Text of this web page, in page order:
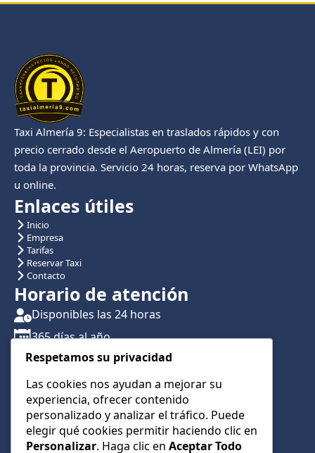
Taxi Almería 9: Especialistas en traslados rápidos y con
precio cerrado desde el Aeropuerto de Almería (LEI) por
toda la provincia. Servicio 24 horas, reserva por WhatsApp
u online.
Enlaces útiles
Inicio
Empresa
Tarifas
Reservar Taxi
Contacto
Horario de atención
Disponibles las 24 horas
365 días al año
Traslados con reserva previa
Atención por teléfono y WhatsApp 24/7
CONTÁCTANOS
+34 622 01 23 74
Respetamos su privacidad
Las cookies nos ayudan a mejorar su
experiencia, ofrecer contenido
personalizado y analizar el tráfico. Puede
elegir qué cookies permitir haciendo clic en
Personalizar. Haga clic en Aceptar Todo